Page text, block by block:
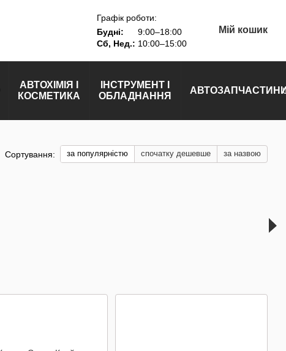
Графік роботи:
Будні:
9:00–18:00
Сб, Нед.: 10:00–15:00
Мій кошик
АВТОХІМІЯ І
КОСМЕТИКА
ІНСТРУМЕНТ І
ОБЛАДНАННЯ
Сортування: за популярністю спочатку дешевше за назвою